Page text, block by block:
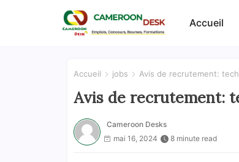
Accueil
Accueil jobs Avis de recrutement:
Avis de recrutement:
Cameroon Desks
mai 16, 2024
8 minute read